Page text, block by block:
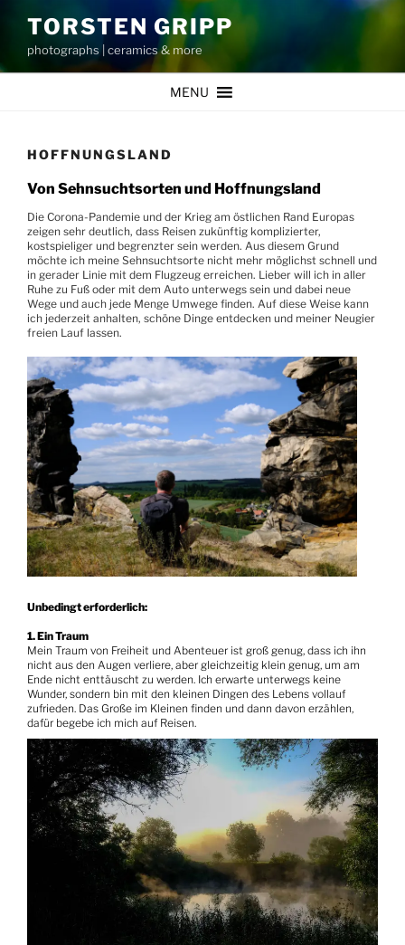
Inhalt
springen
TORSTEN GRIPP
photographs | ceramics & more
MENU
HOFFNUNGSLAND
Von Sehnsuchtsorten und Hoffnungsland
Die Corona-Pandemie und der Krieg am östlichen Rand Europas
zeigen sehr deutlich, dass Reisen zukünftig komplizierter,
kostspieliger und begrenzter sein werden. Aus diesem Grund
möchte ich meine Sehnsuchtsorte nicht mehr möglichst schnell und
in gerader Linie mit dem Flugzeug erreichen. Lieber will ich in aller
Ruhe zu Fuß oder mit dem Auto unterwegs sein und dabei neue
Wege und auch jede Menge Umwege finden. Auf diese Weise kann
ich jederzeit anhalten, schöne Dinge entdecken und meiner Neugier
freien Lauf lassen.
Unbedingt erforderlich:
1. Ein Traum
Mein Traum von Freiheit und Abenteuer ist groß genug, dass ich ihn
nicht aus den Augen verliere, aber gleichzeitig klein genug, um am
Ende nicht enttäuscht zu werden. Ich erwarte unterwegs keine
Wunder, sondern bin mit den kleinen Dingen des Lebens vollauf
zufrieden. Das Große im Kleinen finden und dann davon erzählen,
dafür begebe ich mich auf Reisen.